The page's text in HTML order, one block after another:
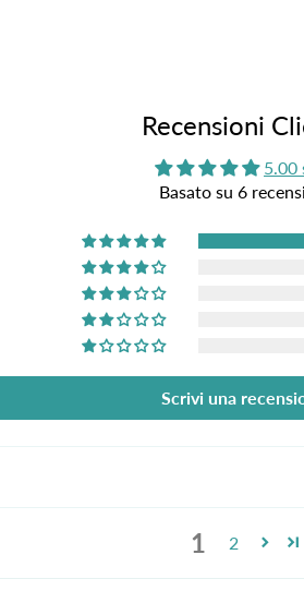
Recensioni
5.00
Basato su 6
Scrivi una
1 2